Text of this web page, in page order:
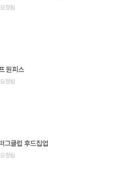
청됨
원피스
청됨
그클럽 후드집업
청됨